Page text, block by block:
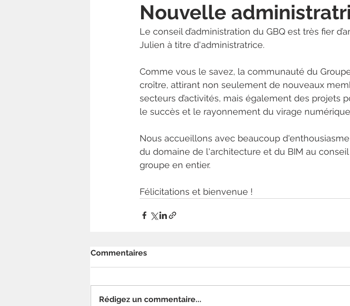
Nouvelle
Le conseil d’administration du GBQ est très fier
Julien à titre d'administratrice.
Comme vous le savez, la communauté du
croître, attirant non seulement de nouveaux
secteurs d’activités, mais également des projets
le succès et le rayonnement du virage
Nous accueillons avec beaucoup
du domaine de l'architecture et du BIM au
groupe en entier.
Félicitations et bienvenue !
Commentaires
Rédigez un commentaire...